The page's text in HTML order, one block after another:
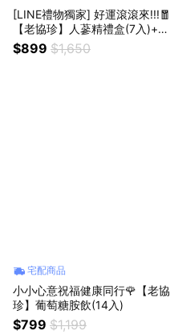
[LINE禮物獨家] 好運滾滾來!!!🧧
【老協珍】人蔘精禮盒(7入)+麥
蘆卡蜂蜜UMF®5+
$899 $1,650
宅配商品
小小心意祝福健康同行🌹【老協
珍】葡萄糖胺飲(14入)
$799 $1,199